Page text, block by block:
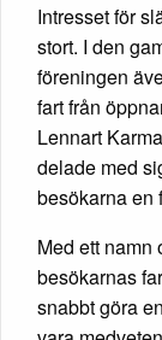
Intresset för
stort. I den
föreningen
fart från
Lennart
delade med
besökarna en
Med ett namn
besökarnas
snabbt göra